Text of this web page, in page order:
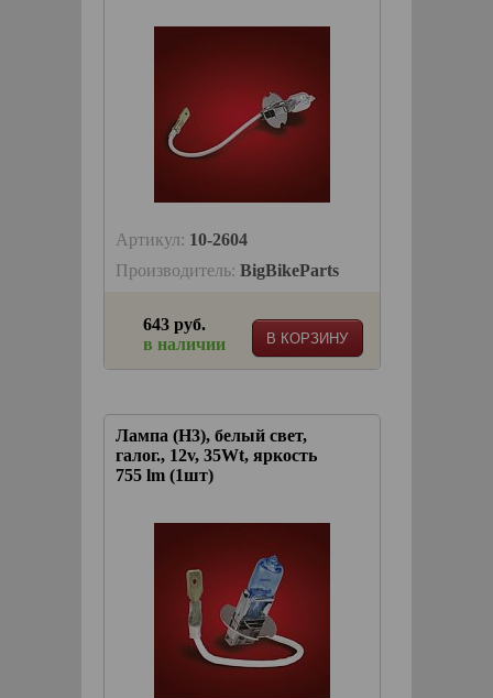
Артикул: 10-2604
Производитель: BigBikeParts
В КОРЗИНУ
643 руб.
в наличии
Лампа (H3), белый свет,
галог., 12v, 35Wt, яркость
755 lm (1шт)